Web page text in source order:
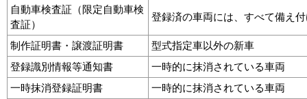
自動車検査証（限定自動車検
査証）
登録済の車両には、すべて備え
制作証明書・譲渡証明書
型式指定車以外の新車
登録識別情報等通知書
一時的に抹消されている車両
一時抹消登録証明書
一時的に抹消されている車両